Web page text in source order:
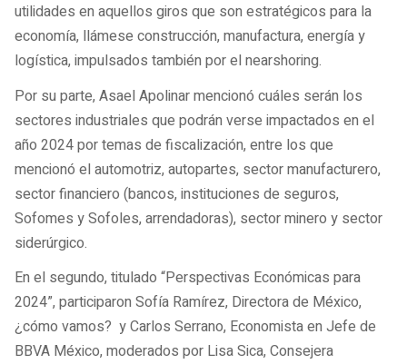
utilidades en aquellos giros que son estratégicos para la
economía, llámese construcción, manufactura, energía y
logística, impulsados también por el nearshoring.
Por su parte, Asael Apolinar mencionó cuáles serán los
sectores industriales que podrán verse impactados en el
año 2024 por temas de fiscalización, entre los que
mencionó el automotriz, autopartes, sector manufacturero,
sector financiero (bancos, instituciones de seguros,
Sofomes y Sofoles, arrendadoras), sector minero y sector
siderúrgico.
En el segundo, titulado “Perspectivas Económicas para
2024”, participaron Sofía Ramírez, Directora de México,
¿cómo vamos? y Carlos Serrano, Economista en Jefe de
BBVA México, moderados por Lisa Sica, Consejera